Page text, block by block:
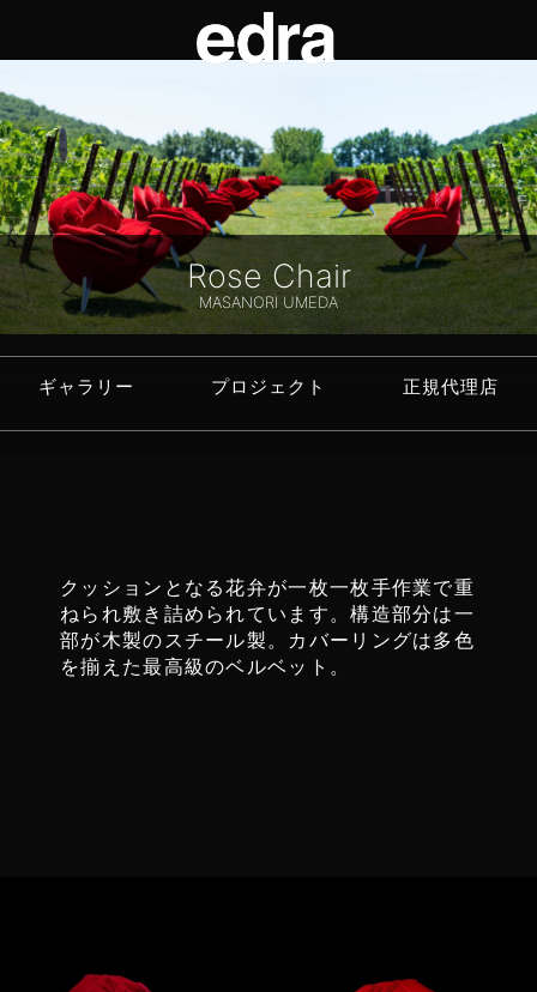
Rose Chair
MASANORI UMEDA
ギャラリー プロジェクト 正規代理店
クッションとなる花弁が一枚一枚手作業で重
ねられ敷き詰められています。構造部分は一
部が木製のスチール製。カバーリングは多色
を揃えた最高級のベルベット。